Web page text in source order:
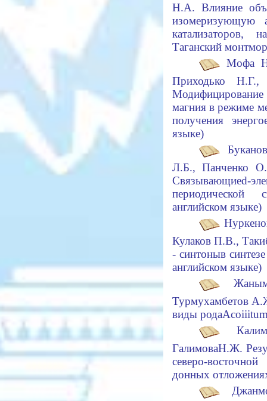
Н.А. Влияние
изомеризующую
катализаторов,
Таганский
Мофа
Приходько Н.Г.
магния в режиме
получения
языке)
Л.Б., Панченко
Связывающиеd-
английском языке)
Кулаков П.В.,
- синтоныв
английском
Турмухамбетов
виды рода
ГалимоваН.Ж.
северо-
донных